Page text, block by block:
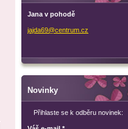
Jana v pohodě
jajda69@centrum. cz
Novinky
Přihlaste se k odběru novinek: